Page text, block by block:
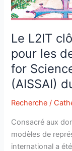
Le L2IT
pour les
for
(AISSAI)
Recherche /
Consacré aux
modèles de
international a